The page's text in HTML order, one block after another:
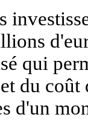
qui
du coût
d'un